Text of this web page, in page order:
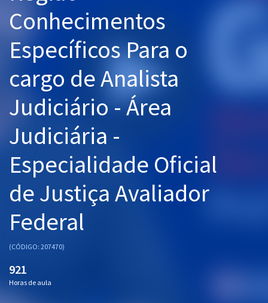
Mentorias
Questões grátis
Aprovados
Conhecimentos
Específicos Para o
cargo de Analista
Judiciário - Área
Judiciária -
Especialidade Oficial
de Justiça Avaliador
Federal
(CÓDIGO: 207470)
921
Horas de aula